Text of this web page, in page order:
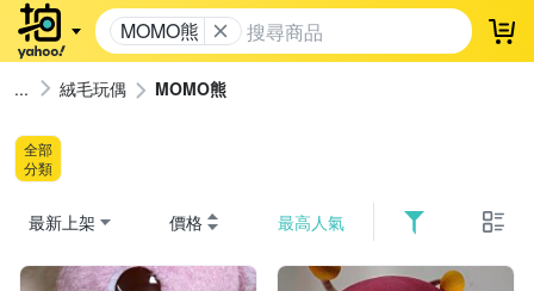
MOMO熊 登
絨毛玩偶 MOMO熊
全部
分類
最新上架 價格 最高人氣